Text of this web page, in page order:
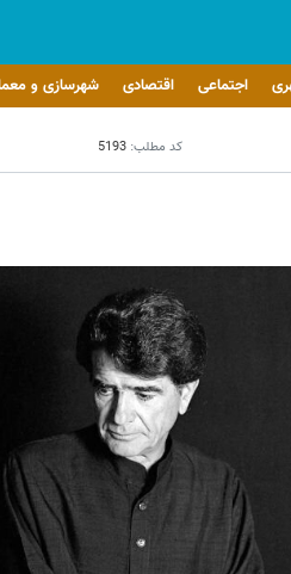
اجتماعی اقتصادی شهرسازی و
کد مطلب: 5193